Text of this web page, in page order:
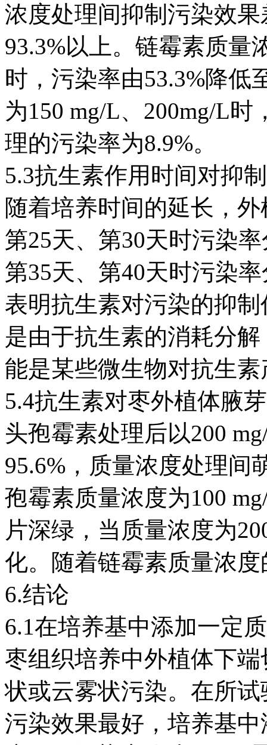
浓度处理间抑制污染效
93.3%以上。链霉素质量
时，污染率由53.3%降低
为150 mg/L、200mg/L
理的污染率为8.9%。
5.3抗生素作用时间对抑
随着培养时间的延长，
第25天、第30天时污染
第35天、第40天时污染
表明抗生素对污染的抑
是由于抗生素的消耗分
能是某些微生物对抗生
5.4抗生素对枣外植体腋
头孢霉素处理后以200
95.6%，质量浓度处理间
孢霉素质量浓度为100
片深绿，当质量浓度为
化。随着链霉素质量浓
6.结论
6.1在培养基中添加一定
枣组织培养中外植体下
状或云雾状污染。在所
污染效果最好，培养基